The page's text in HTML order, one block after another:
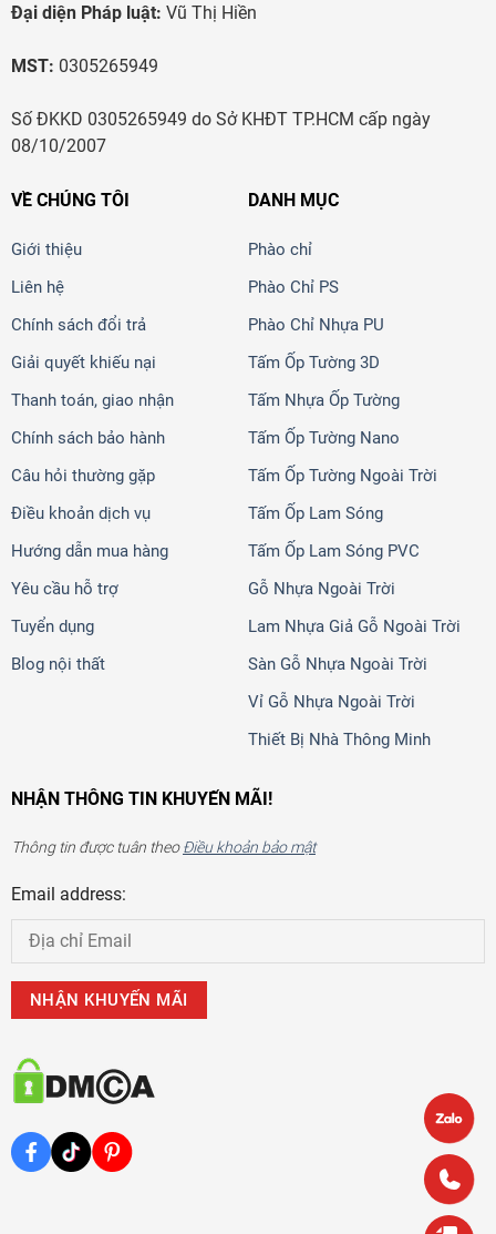
Đại diện Pháp luật: Vũ Thị Hiền
MST: 0305265949
Số ĐKKD 0305265949 do Sở KHĐT TP.HCM cấp ngày
08/10/2007
VỀ CHÚNG TÔI
Giới thiệu
Liên hệ
Chính sách đổi trả
Giải quyết khiếu nại
Thanh toán, giao nhận
Chính sách bảo hành
Câu hỏi thường gặp
Điều khoản dịch vụ
Hướng dẫn mua hàng
Yêu cầu hỗ trợ
Tuyển dụng
Blog nội thất
DANH MỤC
Phào chỉ
Phào Chỉ PS
Phào Chỉ Nhựa PU
Tấm Ốp Tường 3D
Tấm Nhựa Ốp Tường
Tấm Ốp Tường Nano
Tấm Ốp Tường Ngoài Trời
Tấm Ốp Lam Sóng
Tấm Ốp Lam Sóng PVC
Gỗ Nhựa Ngoài Trời
Lam Nhựa Giả Gỗ Ngoài Trời
Sàn Gỗ Nhựa Ngoài Trời
Vỉ Gỗ Nhựa Ngoài Trời
Thiết Bị Nhà Thông Minh
NHẬN THÔNG TIN KHUYẾN MÃI!
Thông tin được tuân theoĐiều khoản bảo mật
Email address: